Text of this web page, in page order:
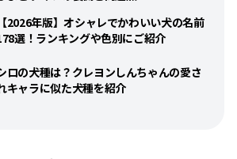
【2026年版】オシャレでかわいい犬の名前
選！ランキングや色別にご紹介
ロの犬種は？クレヨンしんちゃんの愛さ
キャラに似た犬種を紹介